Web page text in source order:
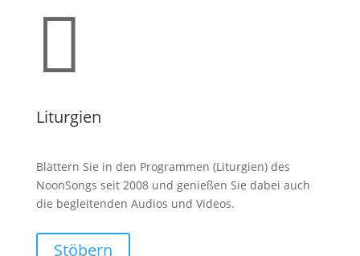

Liturgien
Blättern Sie in den Programmen (Liturgien) des
NoonSongs seit 2008 und genießen Sie dabei auch
die begleitenden Audios und Videos.
Stöbern